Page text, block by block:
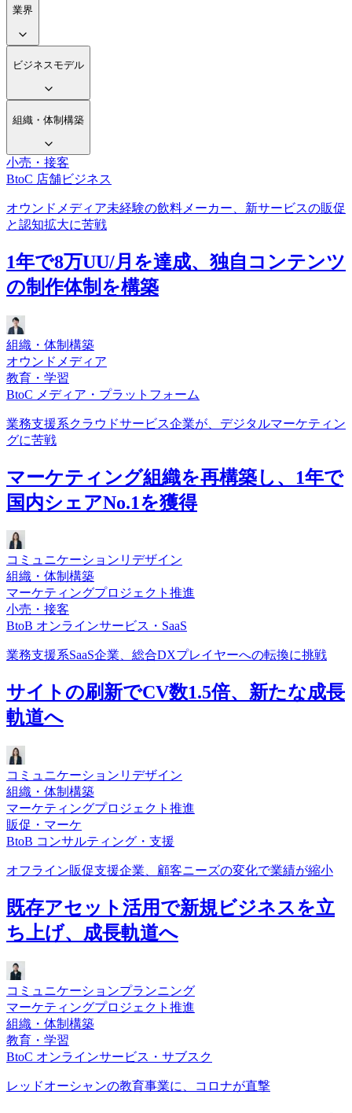
業界
ビジネスモデル
組織・体制構築
小売・接客
BtoC 店舗ビジネス
オウンドメディア未経験の飲料メーカー、新サービスの販促
と認知拡大に苦戦
1年で8万UU/月を達成、独自コンテンツ
の制作体制を構築
組織・体制構築
オウンドメディア
教育・学習
BtoC メディア・プラットフォーム
業務支援系クラウドサービス企業が、デジタルマーケティン
グに苦戦
マーケティング組織を再構築し、1年で
国内シェアNo.1を獲得
コミュニケーションリデザイン
組織・体制構築
マーケティングプロジェクト推進
小売・接客
BtoB オンラインサービス・SaaS
業務支援系SaaS企業、総合DXプレイヤーへの転換に挑戦
サイトの刷新でCV数1.5倍、新たな成長
軌道へ
コミュニケーションリデザイン
組織・体制構築
マーケティングプロジェクト推進
販促・マーケ
BtoB コンサルティング・支援
オフライン販促支援企業、顧客ニーズの変化で業績が縮小
既存アセット活用で新規ビジネスを立
ち上げ、成長軌道へ
コミュニケーションプランニング
マーケティングプロジェクト推進
組織・体制構築
教育・学習
BtoC オンラインサービス・サブスク
レッドオーシャンの教育事業に、コロナが直撃